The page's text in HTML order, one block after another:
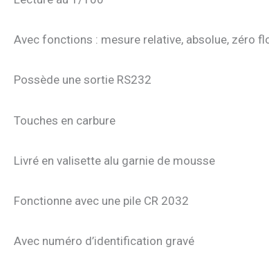
Avec fonctions : mesure relative, absolue, zéro
Possède une sortie RS232
Touches en carbure
Livré en valisette alu garnie de mousse
Fonctionne avec une pile CR 2032
Avec numéro d’identification gravé